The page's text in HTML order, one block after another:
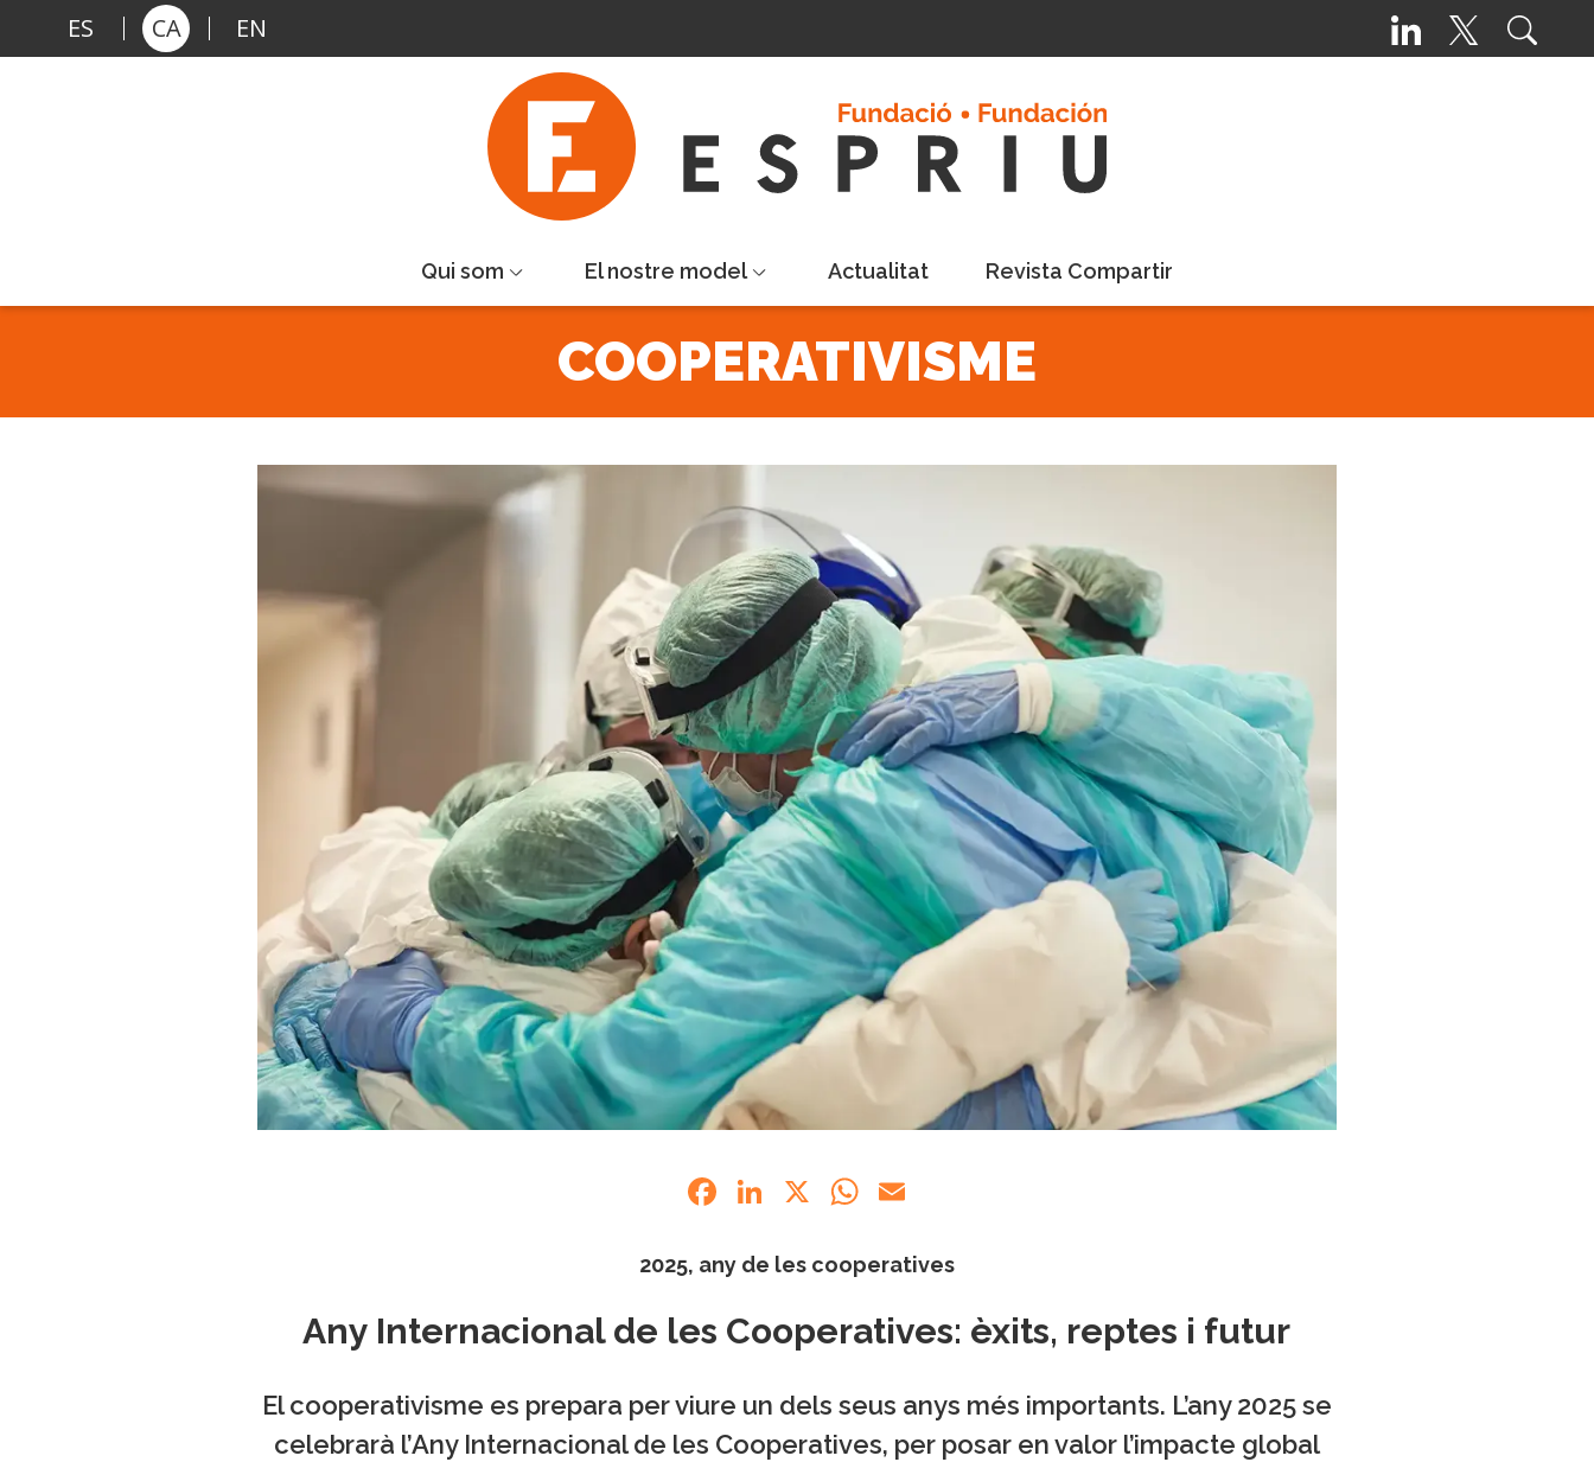
Vés al contingut
ES CA EN
Qui som El nostre model Actualitat Revista Compartir
COOPERATIVISME
Facebook
LinkedIn
X WhatsApp
2025, any de les cooperatives
Any Internacional de les Cooperatives: èxits, reptes i futur
El cooperativisme es prepara per viure un dels seus anys més importants. L’any 2025 se
celebrarà l’Any Internacional de les Cooperatives, per posar en valor l’impacte global